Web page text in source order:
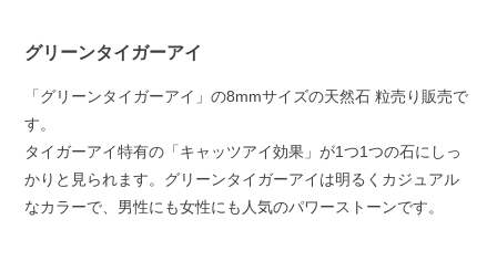
グリーンタイガーアイ
「グリーンタイガーアイ」の8mmサイズの天然石 粒売り販売で
す。
タイガーアイ特有の「キャッツアイ効果」が1つ1つの石にしっ
かりと見られます。グリーンタイガーアイは明るくカジュアル
なカラーで、男性にも女性にも人気のパワーストーンです。